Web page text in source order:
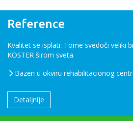
Reference
Kvalitet se isplati. Tome svedoči veliki
KÖSTER širom sveta.
Bazen u okviru rehabilitacionog
Detaljnije